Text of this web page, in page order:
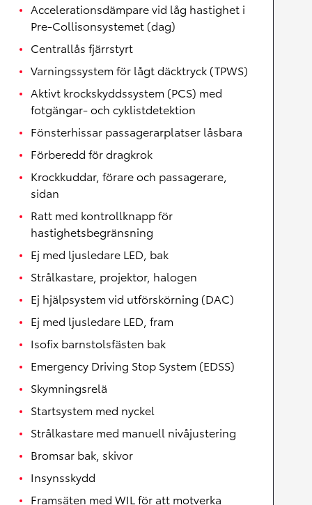
Accelerationsdämpare vid låg hastighet i
Pre-Collisonsystemet (dag)
Centrallås fjärrstyrt
Varningssystem för lågt däcktryck (TPWS)
Aktivt krockskyddssystem (PCS) med
fotgängar- och cyklistdetektion
Fönsterhissar passagerarplatser låsbara
Förberedd för dragkrok
Krockkuddar, förare och passagerare,
sidan
Ratt med kontrollknapp för
hastighetsbegränsning
Ej med ljusledare LED, bak
Strålkastare, projektor, halogen
Ej hjälpsystem vid utförskörning (DAC)
Ej med ljusledare LED, fram
Isofix barnstolsfästen bak
Emergency Driving Stop System (EDSS)
Skymningsrelä
Startsystem med nyckel
Strålkastare med manuell nivåjustering
Bromsar bak, skivor
Insynsskydd
Framsäten med WIL för att motverka